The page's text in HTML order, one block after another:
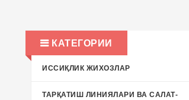
КАТЕГОРИИ
ИССИҚЛИК ЖИХОЗЛАР
ТАРҚАТИШ ЛИНИЯЛАРИ ВА САЛАТ-